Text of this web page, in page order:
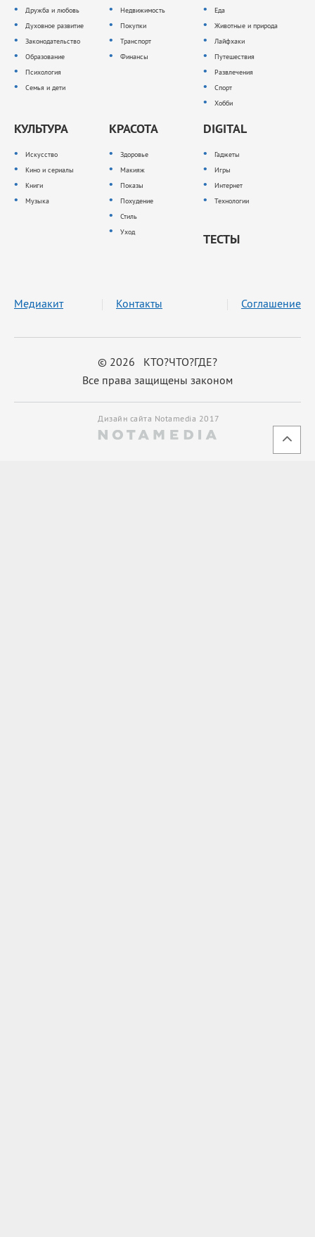
Дружба и любовь
Духовное развитие
Законодательство
Образование
Психология
Семья и дети
Недвижимость
Покупки
Транспорт
Финансы
Еда
Животные и природа
Лайфхаки
Путешествия
Развлечения
Спорт
Хобби
КУЛЬТУРА
Искусство
Кино и сериалы
Книги
Музыка
КРАСОТА
Здоровье
Макияж
Показы
Похудение
Стиль
Уход
DIGITAL
Гаджеты
Игры
Интернет
Технологии
ТЕСТЫ
© 2026 КТО?ЧТО?ГДЕ?
Все права защищены законом
Медиакит Контакты Соглашение
Дизайн сайта Notamedia 2017